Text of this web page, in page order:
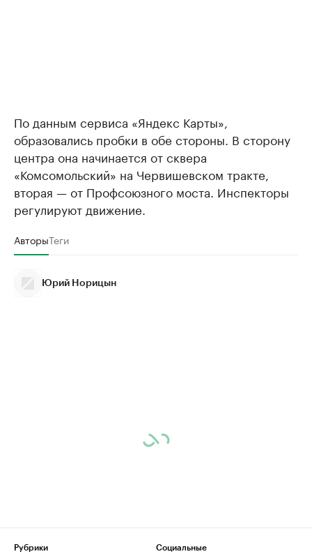
По данным сервиса «Яндекс Карты»,
образовались пробки в обе стороны. В сторону
центра она начинается от сквера
«Комсомольский» на Червишевском тракте,
вторая — от Профсоюзного моста. Инспекторы
регулируют движение.
АвторыТеги
Юрий Норицын
Рубрики
Социальные